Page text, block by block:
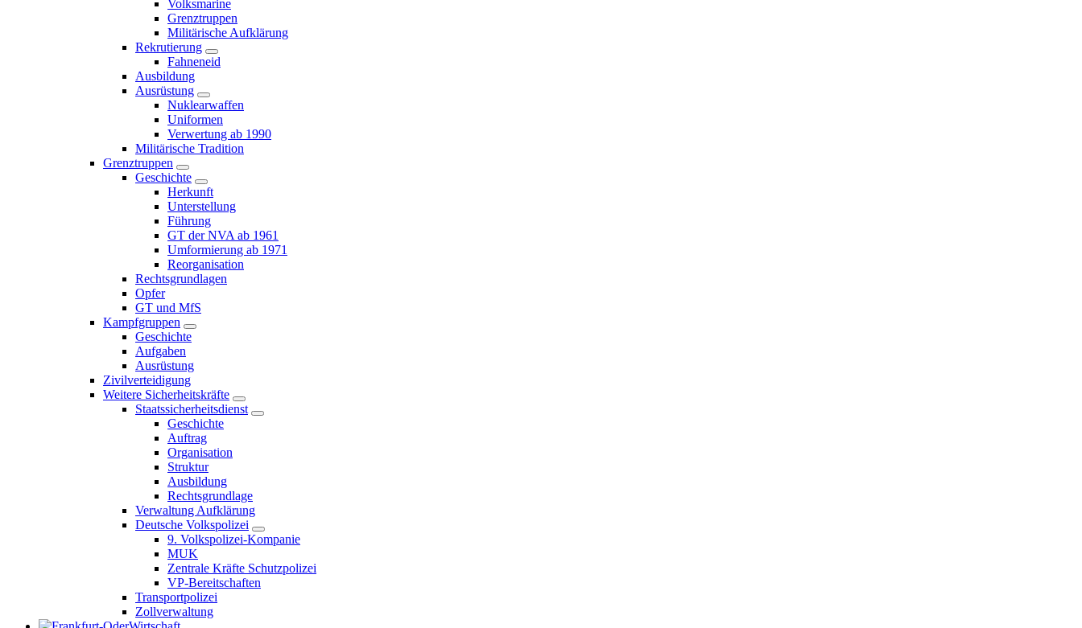
Volksmarine
Grenztruppen
Militärische Aufklärung
Rekrutierung
Fahneneid
Ausbildung
Ausrüstung
Nuklearwaffen
Uniformen
Verwertung ab 1990
Militärische Tradition
Grenztruppen
Geschichte
Herkunft
Unterstellung
Führung
GT der NVA ab 1961
Umformierung ab 1971
Reorganisation
Rechtsgrundlagen
Opfer
GT und MfS
Kampfgruppen
Geschichte
Aufgaben
Ausrüstung
Zivilverteidigung
Weitere Sicherheitskräfte
Staatssicherheitsdienst
Geschichte
Auftrag
Organisation
Struktur
Ausbildung
Rechtsgrundlage
Verwaltung Aufklärung
Deutsche Volkspolizei
9. Volkspolizei-Kompanie
MUK
Zentrale Kräfte Schutzpolizei
VP-Bereitschaften
Transportpolizei
Zollverwaltung